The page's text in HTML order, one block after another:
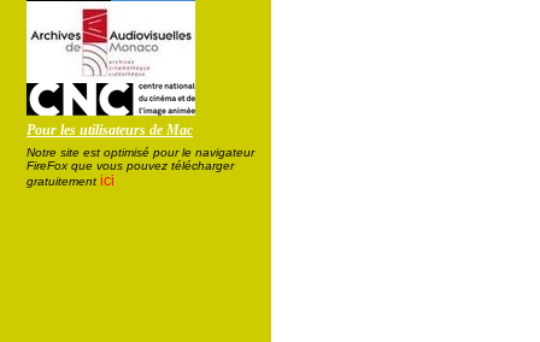
Pour les utilisateurs de Mac
Notre site est optimisé pour le navigateur
FireFox que vous pouvez télécharger
gratuitement ici